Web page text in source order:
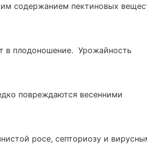
содержанием пектиновых
в плодоношение. Урожайность
повреждаются весенними
росе, септориозу и